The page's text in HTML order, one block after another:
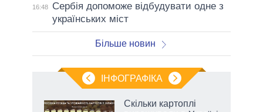
16:48
Сербія допоможе відбудувати одне з
українських міст
Більше новин
ІНФОГРАФІКА
Скільки картоплі